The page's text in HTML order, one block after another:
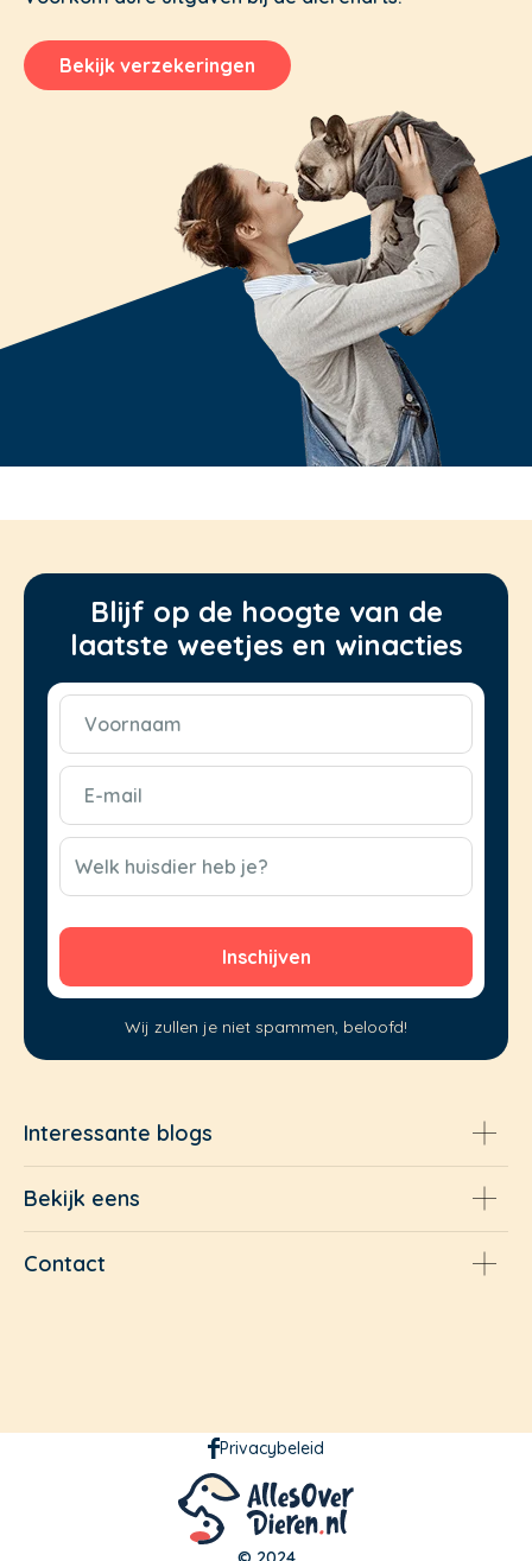
Bekijk verzekeringen
Blijf op de hoogte van de
laatste weetjes en winacties
Voornaam
(Vereist)
E-
mail
(Vereist)
CAPTCHA
Welk huisdier heb je?
Wij zullen je niet spammen, beloofd!
Interessante blogs
Bekijk eens
Contact
Privacybeleid